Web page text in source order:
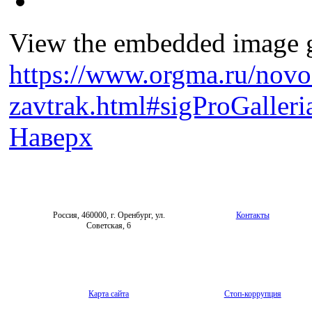
View the embedded
https://www.orgma.ru/
Наверх
Россия, 460000, г. Оренбург, ул.
Советская, 6
Контакты
Карта сайта Стоп-коррупция